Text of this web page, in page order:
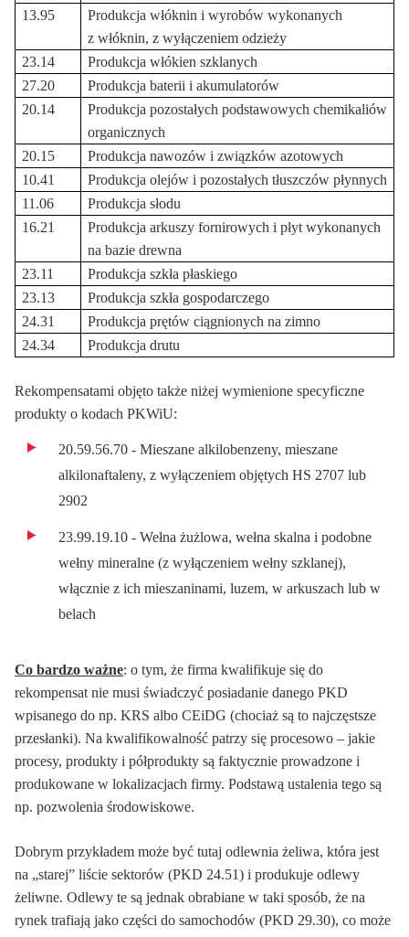
13.95
Produkcja włóknin i wyrobów wykonanych
z włóknin, z wyłączeniem odzieży
23.14
Produkcja włókien szklanych
27.20
Produkcja baterii i akumulatorów
20.14
Produkcja pozostałych podstawowych chemikaliów
organicznych
20.15
Produkcja nawozów i związków azotowych
10.41
Produkcja olejów i pozostałych tłuszczów płynnych
11.06
Produkcja słodu
16.21
Produkcja arkuszy fornirowych i płyt wykonanych
na bazie drewna
23.11
Produkcja szkła płaskiego
23.13
Produkcja szkła gospodarczego
24.31
Produkcja prętów ciągnionych na zimno
24.34
Produkcja drutu
Rekompensatami objęto także niżej wymienione specyficzne
produkty o kodach PKWiU:
20.59.56.70 - Mieszane alkilobenzeny, mieszane
alkilonaftaleny, z wyłączeniem objętych HS 2707 lub
2902
23.99.19.10 - Wełna żużlowa, wełna skalna i podobne
wełny mineralne (z wyłączeniem wełny szklanej),
włącznie z ich mieszaninami, luzem, w arkuszach lub w
belach
Co bardzo ważne: o tym, że firma kwalifikuje się do
rekompensat nie musi świadczyć posiadanie danego PKD
wpisanego do np. KRS albo CEiDG (chociaż są to najczęstsze
przesłanki). Na kwalifikowalność patrzy się procesowo – jakie
procesy, produkty i półprodukty są faktycznie prowadzone i
produkowane w lokalizacjach firmy. Podstawą ustalenia tego są
np. pozwolenia środowiskowe.
Dobrym przykładem może być tutaj odlewnia żeliwa, która jest
na „starej” liście sektorów (PKD 24.51) i produkuje odlewy
żeliwne. Odlewy te są jednak obrabiane w taki sposób, że na
rynek trafiają jako części do samochodów (PKD 29.30), co może